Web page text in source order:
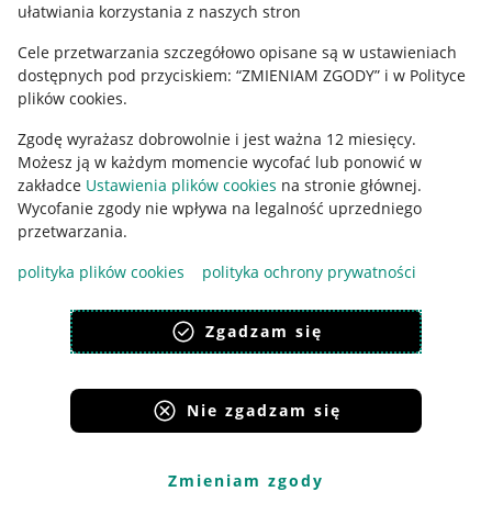
ułatwiania korzystania z naszych stron
Cele przetwarzania szczegółowo opisane są w ustawieniach
dostępnych pod przyciskiem: “ZMIENIAM ZGODY” i w Polityce
plików cookies.
Zgodę wyrażasz dobrowolnie i jest ważna 12 miesięcy.
Możesz ją w każdym momencie wycofać lub ponowić w
zakładce Ustawienia plików cookies na stronie głównej.
Wycofanie zgody nie wpływa na legalność uprzedniego
przetwarzania.
polityka plików cookies
polityka ochrony prywatności
Zgadzam się
Nie zgadzam się
Zmieniam zgody
Ustawienia plików "cookies"
Udostępnianie lokalizacji
Informacje dla Aktu o Usługach Cyfrowych
Pobierz aplikację
Korzystanie z serwisu oznacza akceptacjęregulaminu